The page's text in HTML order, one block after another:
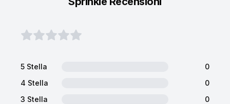
5 Stella
0
4 Stella
0
3 Stella
0